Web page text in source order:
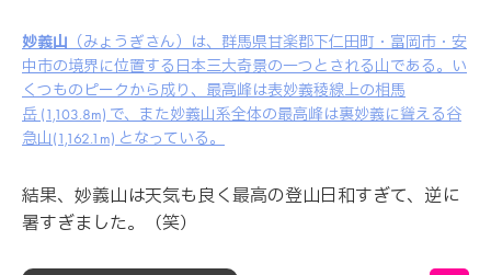
妙義山 （みょうぎさん）は、群馬県甘楽郡下仁田町・富岡市・安
中市の境界に位置する日本三大奇景の一つとされる山である。い
くつものピークから成り、最高峰は表妙義稜線上の相馬
岳 (1,103.8m) で、また妙義山系全体の最高峰は裏妙義に聳える谷
急山(1,162.1m) となっている。
結果、妙義山は天気も良く最高の登山日和すぎて、逆に
暑すぎました。（笑）